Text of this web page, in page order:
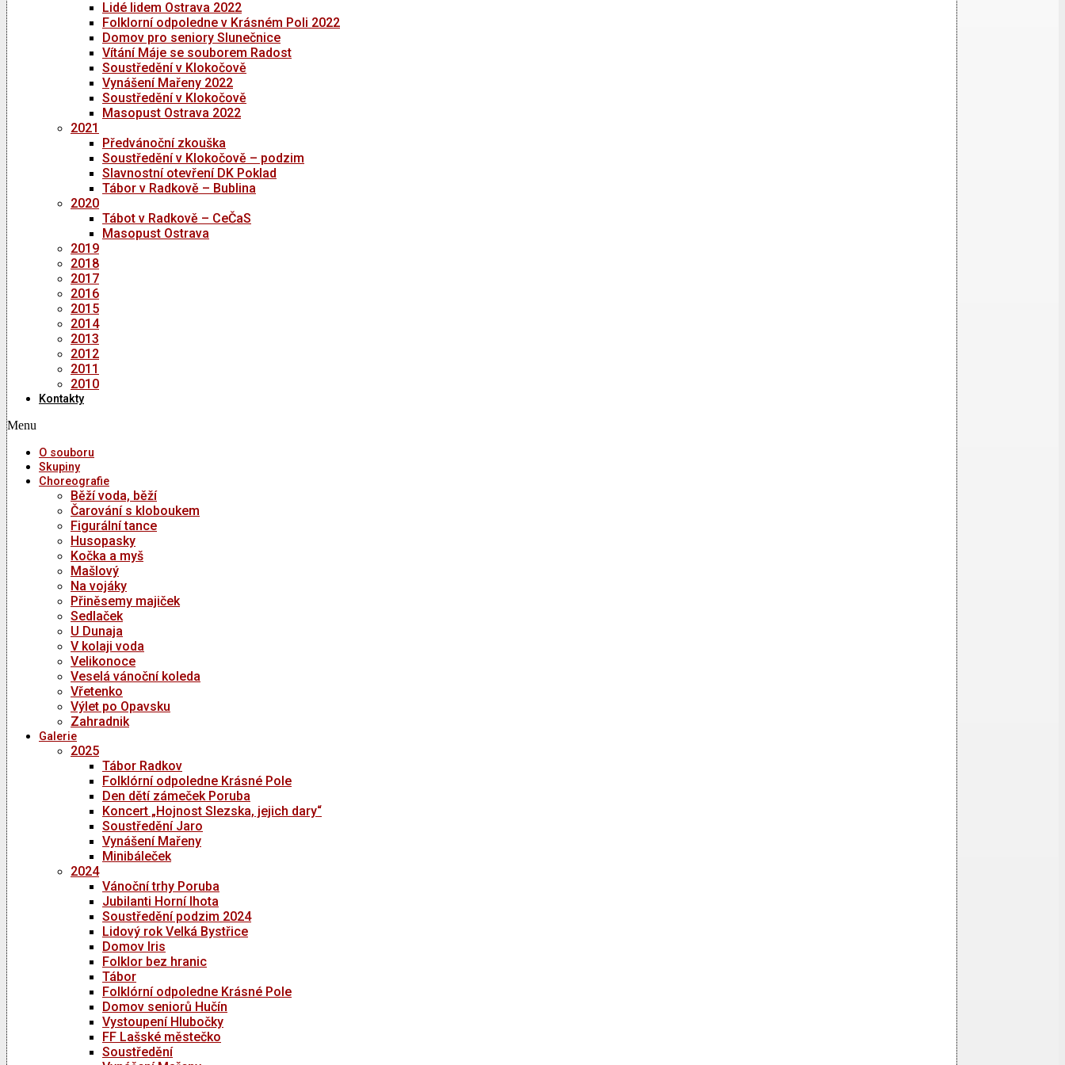
Lidé lidem Ostrava 2022
Folklorní odpoledne v Krásném Poli 2022
Domov pro seniory Slunečnice
Vítání Máje se souborem Radost
Soustředění v Klokočově
Vynášení Mařeny 2022
Soustředění v Klokočově
Masopust Ostrava 2022
2021
Předvánoční zkouška
Soustředění v Klokočově – podzim
Slavnostní otevření DK Poklad
Tábor v Radkově – Bublina
2020
Tábot v Radkově – CeČaS
Masopust Ostrava
2019
2018
2017
2016
2015
2014
2013
2012
2011
2010
Kontakty
Menu
O souboru
Skupiny
Choreografie
Běží voda, běží
Čarování s kloboukem
Figurální tance
Husopasky
Kočka a myš
Mašlový
Na vojáky
Přiněsemy majiček
Sedlaček
U Dunaja
V kolaji voda
Velikonoce
Veselá vánoční koleda
Vřetenko
Výlet po Opavsku
Zahradnik
Galerie
2025
Tábor Radkov
Folklórní odpoledne Krásné Pole
Den dětí zámeček Poruba
Koncert „Hojnost Slezska, jejich dary“
Soustředění Jaro
Vynášení Mařeny
Minibáleček
2024
Vánoční trhy Poruba
Jubilanti Horní lhota
Soustředění podzim 2024
Lidový rok Velká Bystřice
Domov Iris
Folklor bez hranic
Tábor
Folklórní odpoledne Krásné Pole
Domov seniorů Hučín
Vystoupení Hlubočky
FF Lašské městečko
Soustředění